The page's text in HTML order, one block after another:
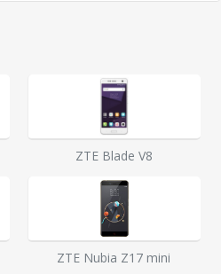
ZTE Blade V8
ZTE Nubia Z17 mini